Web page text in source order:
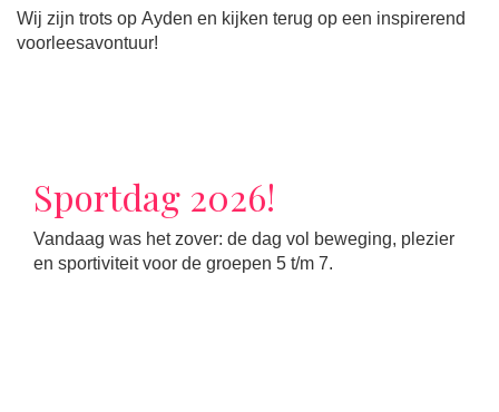
Wij zijn trots op Ayden en kijken terug op een inspirerend
voorleesavontuur!
Sportdag 2026!
Vandaag was het zover: de dag vol beweging, plezier
en sportiviteit voor de groepen 5 t/m 7.